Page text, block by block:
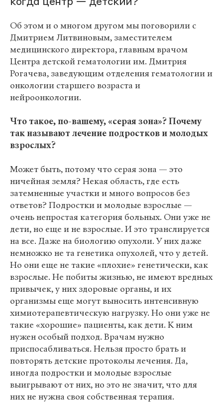
Об этом и о многом другом мы поговорили с
Дмитрием Литвиновым, заместителем
медицинского директора, главным врачом
Центра детской гематологии им. Дмитрия
Рогачева, заведующим отделения гематологии и
онкологии старшего возраста и
нейроонкологии.
Что такое, по-вашему, «серая зона»? Почему
так называют лечение подростков и молодых
взрослых?
Может быть, потому что серая зона — это
ничейная земля? Некая область, где есть
затемненные участки и много вопросов без
ответов? Подростки и молодые взрослые —
очень непростая категория больных. Они уже не
дети, но еще и не взрослые. И это транслируется
на все. Даже на биологию опухоли. У них даже
немножко не та генетика опухолей, что у детей.
Но они еще не такие «плохие» генетически, как
взрослые. Не побиты жизнью, не имеют вредных
привычек, у них здоровые органы, и их
организмы еще могут выносить интенсивную
химиотерапевтическую нагрузку. Но они уже не
такие «хорошие» пациенты, как дети. К ним
нужен особый подход. Врачам нужно
приспосабливаться. Нельзя просто брать и
повторять детские протоколы лечения. Да,
иногда подростки и молодые взрослые
выигрывают от них, но это не значит, что для
них не нужна своя собственная терапия.